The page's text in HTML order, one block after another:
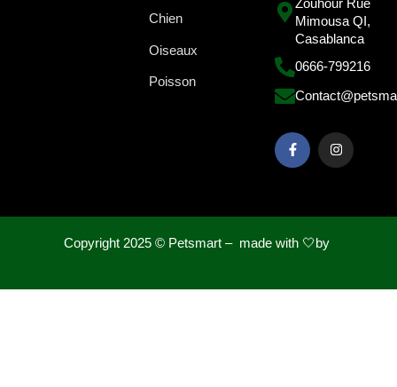
Chien
Oiseaux
Poisson
Mimousa QI,
Casablanca
0666-799216
Copyright 2025 © Petsmart – made with 🤍by